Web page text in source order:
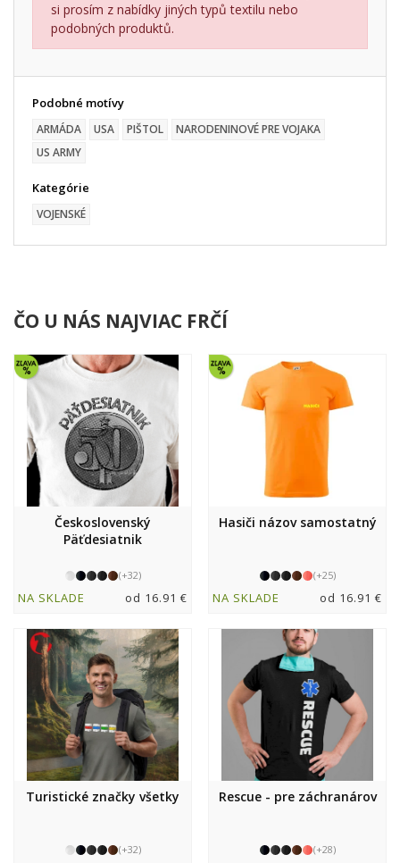
si prosím z nabídky jiných typů textilu nebo
podobných produktů.
Podobné motívy
ARMÁDA USA PIŠTOL
NARODENINOVÉ PRE VOJAKA
US ARMY
Kategórie
VOJENSKÉ
ČO U NÁS NAJVIAC FRČÍ
Československý
Päťdesiatnik
(+32)
NA SKLADE od 16.91 €
Hasiči názov samostatný
(+25)
NA SKLADE od 16.91 €
Turistické značky všetky
(+32)
Rescue - pre záchranárov
(+28)